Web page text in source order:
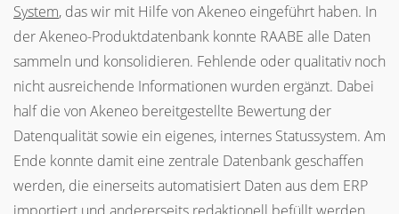
System, das wir mit Hilfe von Akeneo eingeführt haben. In
der Akeneo-Produktdatenbank konnte RAABE alle Daten
sammeln und konsolidieren. Fehlende oder qualitativ noch
nicht ausreichende Informationen wurden ergänzt. Dabei
half die von Akeneo bereitgestellte Bewertung der
Datenqualität sowie ein eigenes, internes Statussystem. Am
Ende konnte damit eine zentrale Datenbank geschaffen
werden, die einerseits automatisiert Daten aus dem ERP